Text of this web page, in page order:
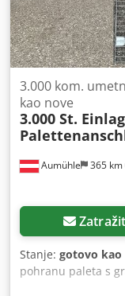
Aumühle 365 km
3.000 kom.
kao nove
3.000 St.
Stanje: gotovo kao
pohranu paleta s
Karakteristike